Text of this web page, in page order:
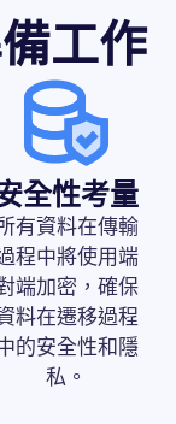
工作
全性考量
有資料在傳輸
程中將使用端
端加密，確保
料在遷移過程
的安全性和隱
私。